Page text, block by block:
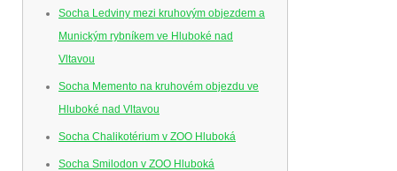
Socha Ledviny mezi kruhovým objezdem a
Munickým rybníkem ve Hluboké nad
Vltavou
Socha Memento na kruhovém objezdu ve
Hluboké nad Vltavou
Socha Chalikotérium v ZOO Hluboká
Socha Smilodon v ZOO Hluboká